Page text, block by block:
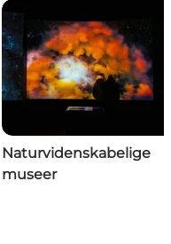
Naturvidenskabelige
museer